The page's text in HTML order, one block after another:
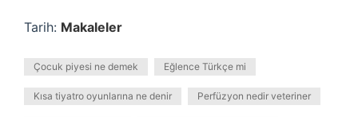
Tarih: Makaleler
Çocuk piyesi ne demek Eğlence Türkçe mi
Kısa tiyatro oyunlarına ne denir Perfüzyon nedir veteriner